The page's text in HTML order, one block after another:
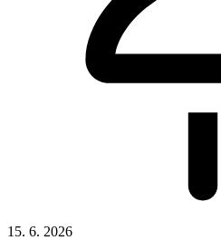
15. 6. 2026